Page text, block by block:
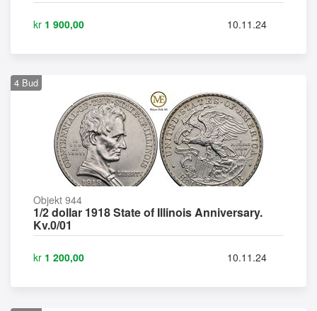
kr 1 900,00 10.11.24
4 Bud
Objekt 944
1/2 dollar 1918 State of Illinois Anniversary.
Kv.0/01
kr 1 200,00 10.11.24